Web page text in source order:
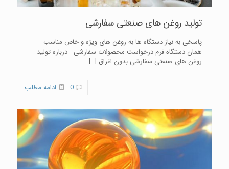
تولید روغن‌ های صنعتی سفارشی
پاسخی به نیاز دستگاه‌ ها به روغن های ویژه و خاص مناسب
همان دستگاه فرم درخواست محصولات سفارشی درباره تولید
روغن های صنعتی سفارشی بدون اغراق […]
0 ادامه مطلب